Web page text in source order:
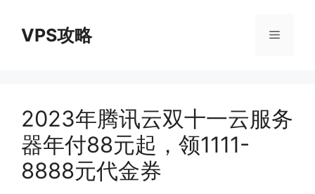
VPS攻略 菜
2023年腾讯云双十一云服务
器年付88元起，领1111-
8888元代金券